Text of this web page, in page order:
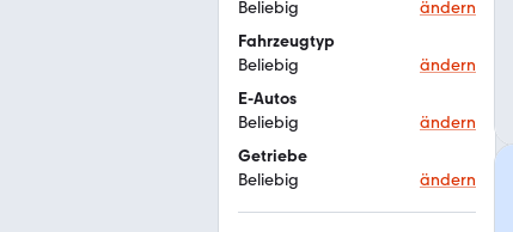
Beliebig
ändern
Fahrzeugtyp
Beliebig
ändern
E-Autos
Beliebig
ändern
Getriebe
Beliebig
ändern